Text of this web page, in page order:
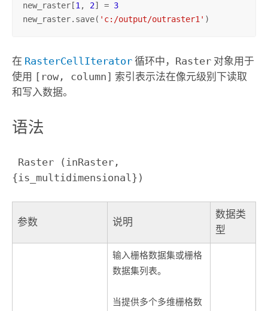
new_raster[1, 2] = 3
new_raster.save( 'c:/output/outraster1' )
在 RasterCellIterator循环中， Raster对象用于
使用 [row, column] 索引表示法在像元级别下读取
和写入数据。
语法
{is_multidimensional})
参数 说明
数据类
型
输入栅格数据集或栅格
数据集列表。
当提供多个多维栅格数